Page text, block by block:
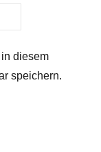
diesem
speichern.